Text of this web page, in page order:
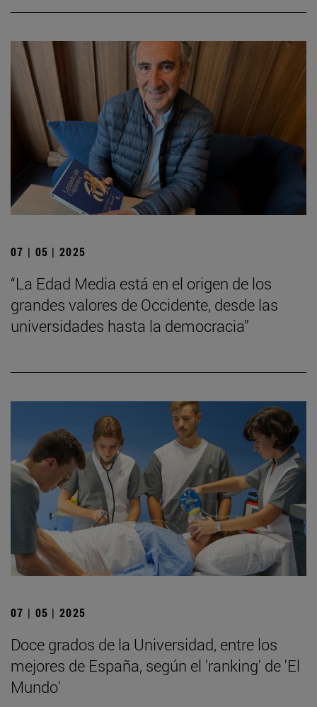
07 | 05 | 2025
“La Edad Media está en el origen de los
grandes valores de Occidente, desde las
universidades hasta la democracia”
07 | 05 | 2025
Doce grados de la Universidad, entre los
mejores de España, según el 'ranking' de 'El
Mundo'